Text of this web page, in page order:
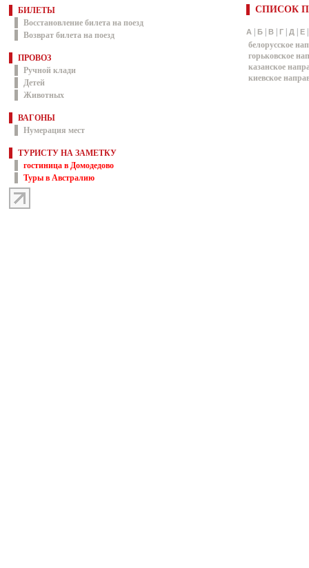
БИЛЕТЫ
Восстановление билета на поезд
Возврат билета на поезд
ПРОВОЗ
Ручной клади
Детей
Животных
ВАГОНЫ
Нумерация мест
ТУРИСТУ НА ЗАМЕТКУ
гостиница в Домодедово
Туры в Австралию
СПИСОК
А Б В Г Д Е
белорусское
горьковское
казанское
киевское